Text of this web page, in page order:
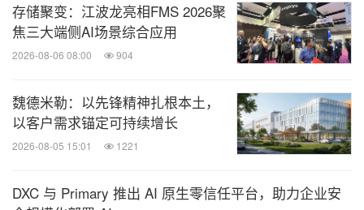
存储聚变：江波龙亮相FMS 2026聚
焦三大端侧AI场景综合应用
2026-08-06 08:00 904
魏德米勒：以先锋精神扎根本土，
以客户需求锚定可持续增长
2026-08-05 15:01 1221
DXC 与 Primary 推出 AI 原生零信任平台，助力企业安